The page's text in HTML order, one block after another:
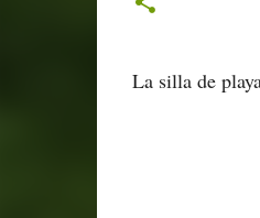
La silla de